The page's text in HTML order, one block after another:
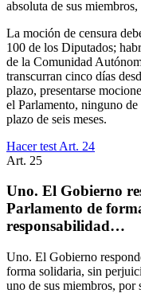
absoluta de sus
La moción de censura
100 de los Diputados;
de la Comunidad
transcurran cinco días
plazo, presentarse
el Parlamento, ninguno
plazo de seis meses.
Hacer test Art. 24
Art. 25
Uno. El Gobierno
Parlamento de
responsabilidad…
Uno. El Gobierno
forma solidaria, sin
uno de sus miembros, por